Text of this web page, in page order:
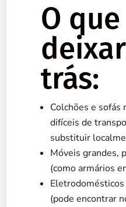
O
trás:
Colchões e
difíceis de
substituir
Móveis grandes,
(como armários
(pode encontrar